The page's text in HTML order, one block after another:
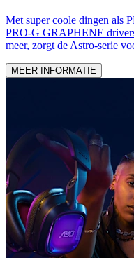
Met super coole dingen als
PRO-G GRAPHENE
meer, zorgt de Astro-serie
MEER INFORMATIE